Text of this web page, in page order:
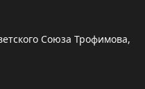
Союза Трофимова,